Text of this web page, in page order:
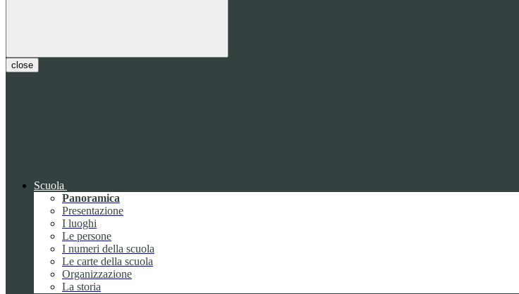
close
Scuola
Panoramica
Presentazione
I luoghi
Le persone
I numeri della scuola
Le carte della scuola
Organizzazione
La storia